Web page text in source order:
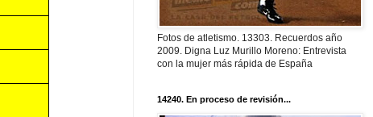
Fotos de atletismo. 13303. Recuerdos año
2009. Digna Luz Murillo Moreno: Entrevista
con la mujer más rápida de España
14240. En proceso de revisión...